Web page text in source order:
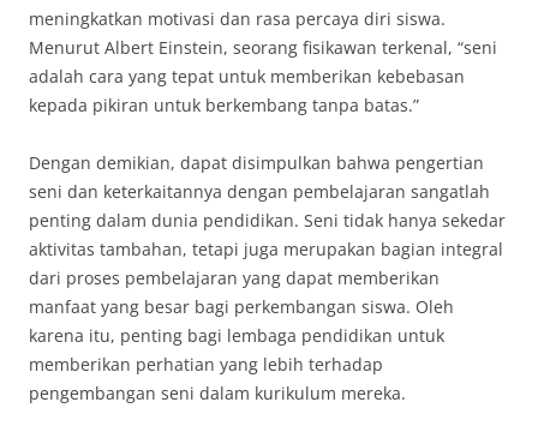
meningkatkan motivasi dan rasa percaya diri siswa.
Menurut Albert Einstein, seorang fisikawan terkenal, “seni
adalah cara yang tepat untuk memberikan kebebasan
kepada pikiran untuk berkembang tanpa batas.”
Dengan demikian, dapat disimpulkan bahwa pengertian
seni dan keterkaitannya dengan pembelajaran sangatlah
penting dalam dunia pendidikan. Seni tidak hanya sekedar
aktivitas tambahan, tetapi juga merupakan bagian integral
dari proses pembelajaran yang dapat memberikan
manfaat yang besar bagi perkembangan siswa. Oleh
karena itu, penting bagi lembaga pendidikan untuk
memberikan perhatian yang lebih terhadap
pengembangan seni dalam kurikulum mereka.